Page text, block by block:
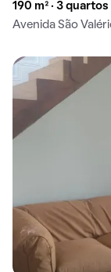
190 m² · 3 quartos
Avenida São